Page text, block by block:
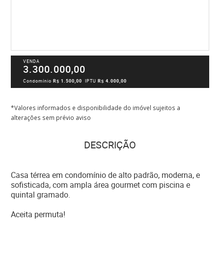
VENDA
3.300.000,00
CondomínioR$ 1.500,00 IPTUR$ 4.000,00
*Valores informados e disponibilidade do imóvel sujeitos a
alterações sem prévio aviso
DESCRIÇÃO
Casa térrea em condomínio de alto padrão, moderna, e
sofisticada, com ampla área gourmet com piscina e
quintal gramado.
Aceita permuta!